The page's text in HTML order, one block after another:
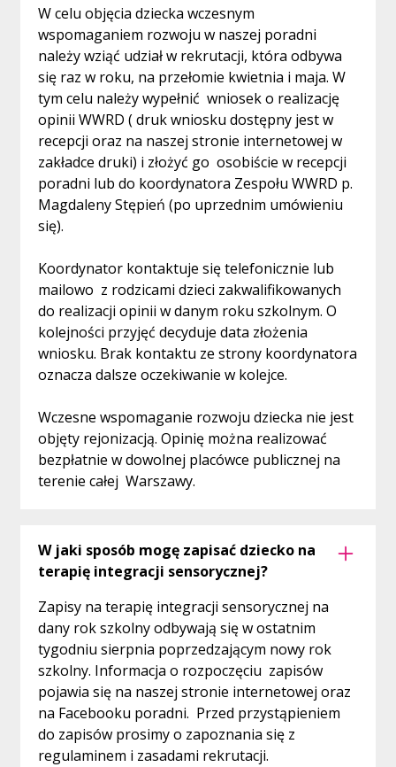
W celu objęcia dziecka wczesnym
wspomaganiem rozwoju w naszej poradni
należy wziąć udział w rekrutacji, która odbywa
się raz w roku, na przełomie kwietnia i maja. W
tym celu należy wypełnić wniosek o realizację
opinii WWRD ( druk wniosku dostępny jest w
recepcji oraz na naszej stronie internetowej w
zakładce druki) i złożyć go osobiście w recepcji
poradni lub do koordynatora Zespołu WWRD p.
Magdaleny Stępień (po uprzednim umówieniu
się).
Koordynator kontaktuje się telefonicznie lub
mailowo z rodzicami dzieci zakwalifikowanych
do realizacji opinii w danym roku szkolnym. O
kolejności przyjęć decyduje data złożenia
wniosku. Brak kontaktu ze strony koordynatora
oznacza dalsze oczekiwanie w kolejce.
Wczesne wspomaganie rozwoju dziecka nie jest
objęty rejonizacją. Opinię można realizować
bezpłatnie w dowolnej placówce publicznej na
terenie całej Warszawy.
W jaki sposób mogę zapisać dziecko na
terapię integracji sensorycznej?
Zapisy na terapię integracji sensorycznej na
dany rok szkolny odbywają się w ostatnim
tygodniu sierpnia poprzedzającym nowy rok
szkolny. Informacja o rozpoczęciu zapisów
pojawia się na naszej stronie internetowej oraz
na Facebooku poradni. Przed przystąpieniem
do zapisów prosimy o zapoznania się z
regulaminem i zasadami rekrutacji.